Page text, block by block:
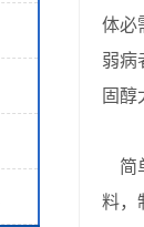
体必
弱病
固醇
简
料，